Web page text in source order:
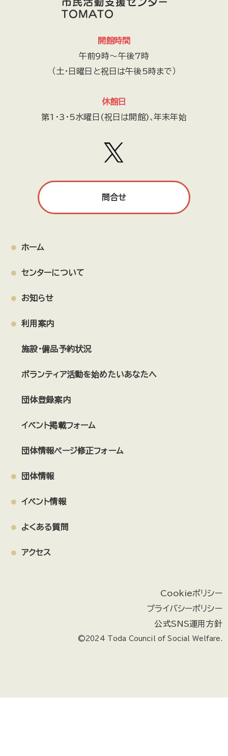
開館時間
午前9時～午後7時
（土・日曜日と祝日は午後5時まで）
休館日
第1・3・5水曜日(祝日は開館)､年末年始
問合せ
ホーム
センターについて
お知らせ
利用案内
施設・備品予約状況
ボランティア活動を始めたいあなたへ
団体登録案内
イベント掲載フォーム
団体情報ページ修正フォーム
団体情報
イベント情報
よくある質問
アクセス
Cookieポリシー
プライバシーポリシー
公式SNS運用方針
©2024 Toda Council of Social Welfare.